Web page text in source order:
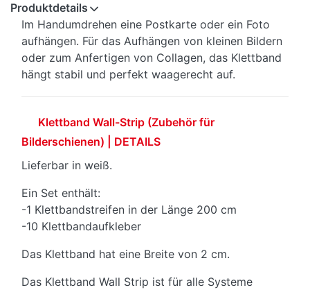
Produktdetails
Im Handumdrehen eine Postkarte oder ein Foto
aufhängen. Für das Aufhängen von kleinen Bildern
oder zum Anfertigen von Collagen, das Klettband
hängt stabil und perfekt waagerecht auf.
Klettband Wall-Strip (Zubehör für
Bilderschienen) | DETAILS
Lieferbar in weiß.
Ein Set enthält:
-1 Klettbandstreifen in der Länge 200 cm
-10 Klettbandaufkleber
Das Klettband hat eine Breite von 2 cm.
Das Klettband Wall Strip ist für alle Systeme